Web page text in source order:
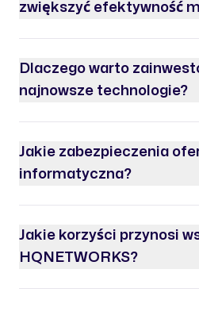
zwiększyć efektywność
Dlaczego warto
najnowsze technologie?
Jakie zabezpieczenia
informatyczna?
Jakie korzyści przynosi
HQNETWORKS?